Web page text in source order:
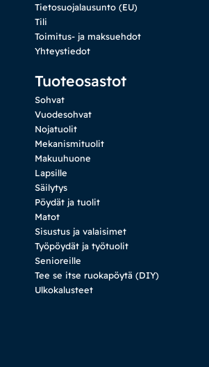
Tietosuojalausunto (EU)
Tili
Toimitus- ja maksuehdot
Yhteystiedot
Tuoteosastot
Sohvat
Vuodesohvat
Nojatuolit
Mekanismituolit
Makuuhuone
Lapsille
Säilytys
Pöydät ja tuolit
Matot
Sisustus ja valaisimet
Työpöydät ja työtuolit
Senioreille
Tee se itse ruokapöytä (DIY)
Ulkokalusteet